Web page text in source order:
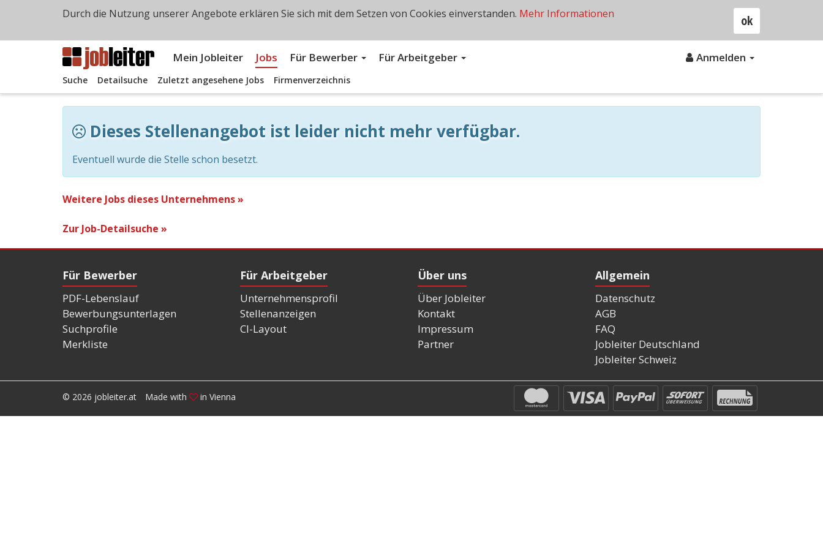
Mein Jobleiter Jobs Für Bewerber Für Arbeitgeber Anmelden
Suche Detailsuche Zuletzt angesehene Jobs Firmenverzeichnis
Dieses Stellenangebot ist leider nicht mehr verfügbar.
Eventuell wurde die Stelle schon besetzt.
Weitere Jobs dieses Unternehmens »
Zur Job-Detailsuche »
Für Bewerber
PDF-Lebenslauf
Bewerbungsunterlagen
Suchprofile
Merkliste
Für Arbeitgeber
Unternehmensprofil
Stellenanzeigen
CI-Layout
Über uns
Über Jobleiter
Kontakt
Impressum
Partner
Allgemein
Datenschutz
AGB
FAQ
Jobleiter Deutschland
Jobleiter Schweiz
© 2026 jobleiter.at Made with in Vienna
ok
Durch die Nutzung unserer Angebote erklären Sie sich mit dem Setzen von Cookies einverstanden. Mehr Informationen